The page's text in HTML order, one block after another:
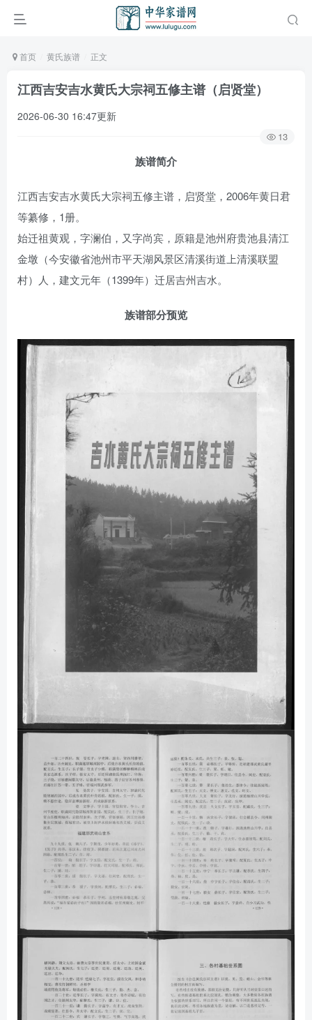
首页 黄氏族谱 正文
江西吉安吉水黄氏大宗祠五修主谱（启贤堂）
2026-06-30 16:47更新
13
族谱简介
江西吉安吉水黄氏大宗祠五修主谱，启贤堂，2006年黄日君
等纂修，1册。
始迁祖黄观，字澜伯，又字尚宾，原籍是池州府贵池县清江
金墩（今安徽省池州市平天湖风景区清溪街道上清溪联盟
村）人，建文元年（1399年）迁居吉州吉水。
族谱部分预览